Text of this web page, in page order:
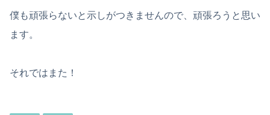
僕も頑張らないと示しがつきませんので、頑張ろうと思い
ます。
それではまた！